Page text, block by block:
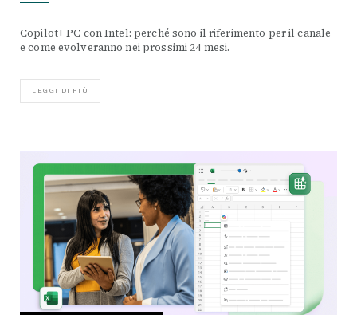
Copilot+ PC con Intel: perché sono il riferimento per il canale
e come evolveranno nei prossimi 24 mesi.
LEGGI DI PIÙ